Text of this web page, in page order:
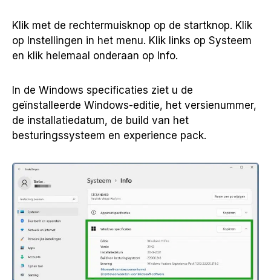
Klik met de rechtermuisknop op de startknop. Klik
op Instellingen in het menu. Klik links op Systeem
en klik helemaal onderaan op Info.
In de Windows specificaties ziet u de
geïnstalleerde Windows-editie, het versienummer,
de installatiedatum, de build van het
besturingssysteem en experience pack.